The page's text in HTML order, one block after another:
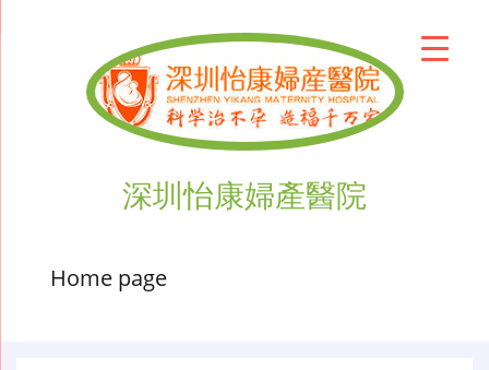
深圳怡康婦產醫院
Home page